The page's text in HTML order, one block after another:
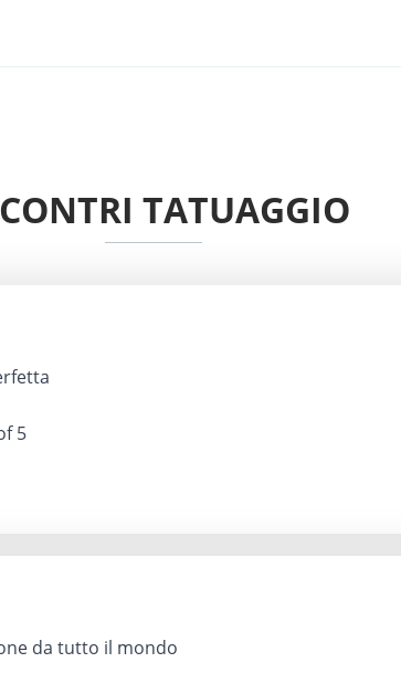
TATUAGGIO
5
da tutto il mondo